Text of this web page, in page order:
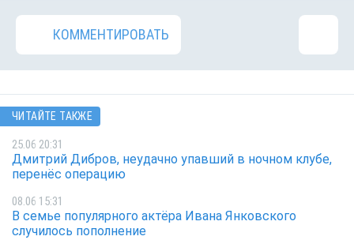
КОММЕНТИРОВАТЬ
ЧИТАЙТЕ ТАКЖЕ
25.06 20:31
Дмитрий Дибров, неудачно упавший в ночном клубе,
перенёс операцию
08.06 15:31
В семье популярного актёра Ивана Янковского
случилось пополнение